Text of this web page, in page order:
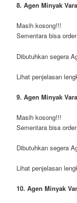
8. Agen Minyak
Masih kosong!!!
Sementara bisa
Dibutuhkan segera
Lihat penjelasan
9. Agen Minyak
Masih kosong!!!
Sementara bisa
Dibutuhkan segera
Lihat penjelasan
10. Agen Minyak